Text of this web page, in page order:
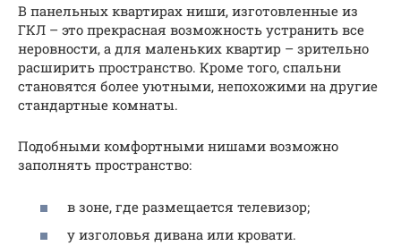
В панельных квартирах ниши, изготовленные из
ГКЛ – это прекрасная возможность устранить все
неровности, а для маленьких квартир – зрительно
расширить пространство. Кроме того, спальни
становятся более уютными, непохожими на другие
стандартные комнаты.
Подобными комфортными нишами возможно
заполнять пространство:
в зоне, где размещается телевизор;
у изголовья дивана или кровати.